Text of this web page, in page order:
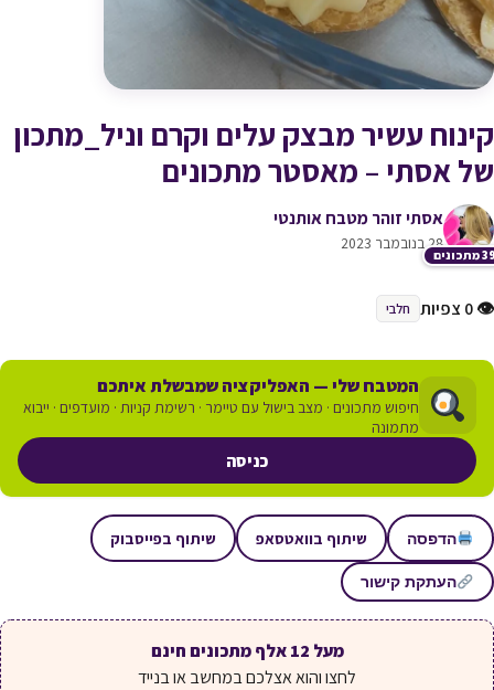
קינוח עשיר מבצק עלים וקרם וניל_מתכון
של אסתי – מאסטר מתכונים
אסתי זוהר מטבח אותנטי
28 בנובמבר 2023
👁 0 צפיות חלבי
המטבח שלי — האפליקציה שמבשלת איתכם
חיפוש מתכונים · מצב בישול עם טיימר · רשימת קניות · מועדפים · ייבוא
מתמונה
כניסה
הדפסה שיתוף בוואטסאפ שיתוף בפייסבוק
העתקת קישור
מעל 12 אלף מתכונים חינם
לחצו והוא אצלכם במחשב או בנייד